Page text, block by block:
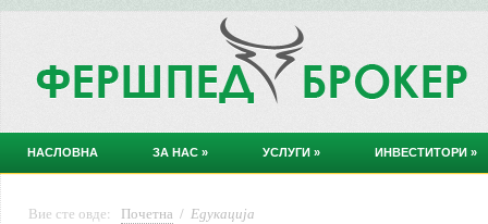
НАСЛОВНА ЗА НАС » УСЛУГИ » ИНВЕСТИТОРИ »
Вие сте овде: Почетна / Едукација